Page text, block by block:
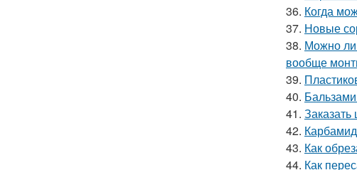
36. Когда
37. Новые
38. Можно ли
вообще
39.
40.
41.
42.
43. Как
44. Как